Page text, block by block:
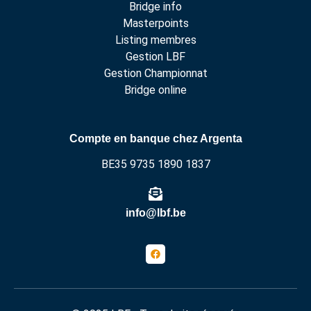
Bridge info
Masterpoints
Listing membres
Gestion LBF
Gestion Championnat
Bridge online
Compte en banque chez Argenta
BE35 9735 1890 1837
info@lbf.be